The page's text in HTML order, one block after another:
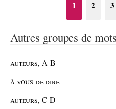
1 2 3
Autres groupes de
auteurs, A-B
à vous de dire
auteurs, C-D